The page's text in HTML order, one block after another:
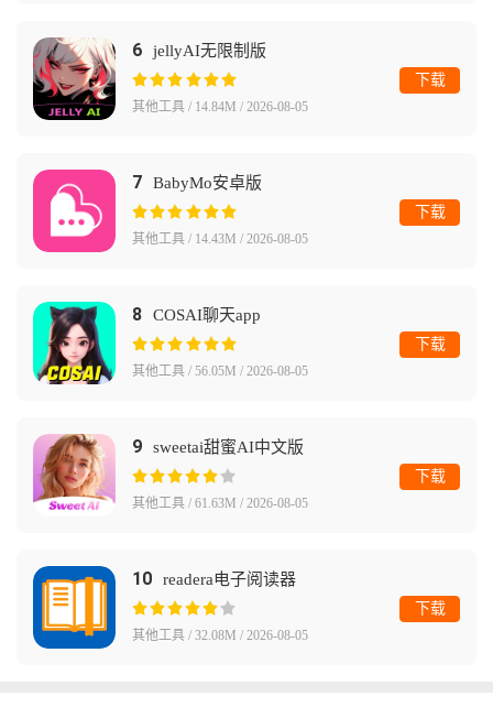
6 jellyAI无限制版
其他工具 / 14.84M / 2026-08-05
下载
7 BabyMo安卓版
其他工具 / 14.43M / 2026-08-05
下载
8 COSAI聊天app
其他工具 / 56.05M / 2026-08-05
下载
9 sweetai甜蜜AI中文版
其他工具 / 61.63M / 2026-08-05
下载
10 readera电子阅读器
其他工具 / 32.08M / 2026-08-05
下载